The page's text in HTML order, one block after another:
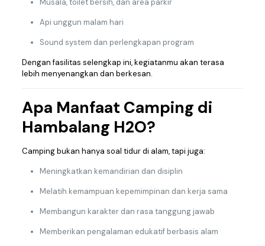
Musala, toilet bersih, dan area parkir
Api unggun malam hari
Sound system dan perlengkapan program
Dengan fasilitas selengkap ini, kegiatanmu akan terasa
lebih menyenangkan dan berkesan.
Apa Manfaat Camping di
Hambalang H2O?
Camping bukan hanya soal tidur di alam, tapi juga:
Meningkatkan kemandirian dan disiplin
Melatih kemampuan kepemimpinan dan kerja sama
Membangun karakter dan rasa tanggung jawab
Memberikan pengalaman edukatif berbasis alam